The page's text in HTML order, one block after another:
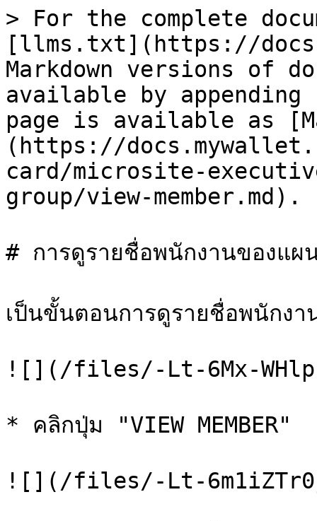
> For the complete
[llms.txt](https://
Markdown versions of
available by
page is available as
(https://
card/microsite-
group/view-member.md).
# การดูรายชื่อพนักงานของแผ
เป็นขั้นตอนการดูรายชื่อพนักง
![](/files/-Lt-6Mx-
* คลิกปุ่ม "VIEW MEMBER"
![](/files/-Lt-